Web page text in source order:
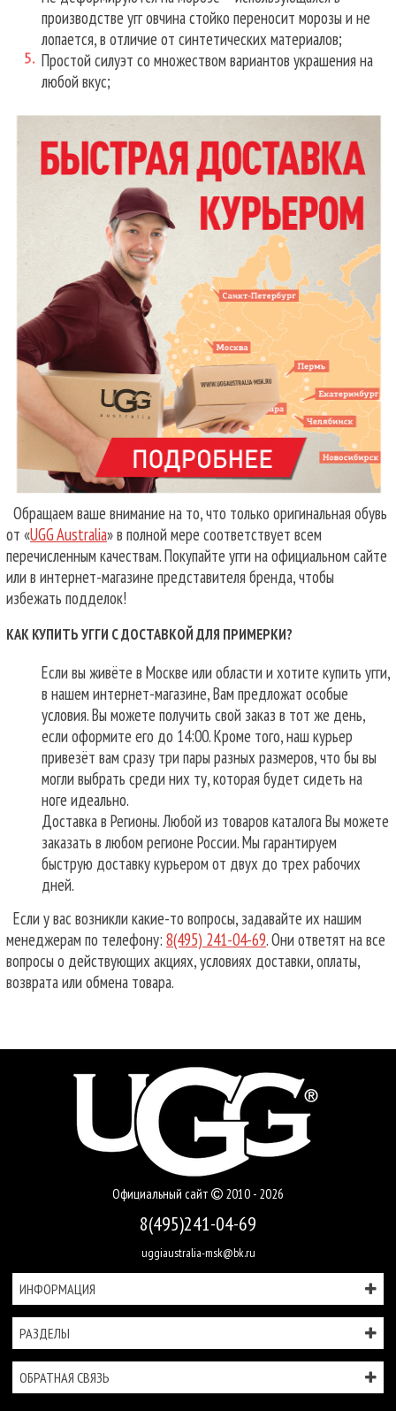
производстве угг овчина стойко переносит морозы и не
лопается, в отличие от синтетических материалов;
Простой силуэт со множеством вариантов украшения на
любой вкус;
Обращаем ваше внимание на то, что только оригинальная обувь
от «UGG Australia» в полной мере соответствует всем
перечисленным качествам. Покупайте угги на официальном сайте
или в интернет-магазине представителя бренда, чтобы
избежать подделок!
КАК КУПИТЬ УГГИ С ДОСТАВКОЙ ДЛЯ ПРИМЕРКИ?
Если вы живёте в Москве или области и хотите купить угги,
в нашем интернет-магазине, Вам предложат особые
условия. Вы можете получить свой заказ в тот же день,
если оформите его до 14:00. Кроме того, наш курьер
привезёт вам сразу три пары разных размеров, что бы вы
могли выбрать среди них ту, которая будет сидеть на
ноге идеально.
Доставка в Регионы. Любой из товаров каталога Вы можете
заказать в любом регионе России. Мы гарантируем
быструю доставку курьером от двух до трех рабочих
дней.
Если у вас возникли какие-то вопросы, задавайте их нашим
менеджерам по телефону: 8(495) 241-04-69. Они ответят на все
вопросы о действующих акциях, условиях доставки, оплаты,
возврата или обмена товара.
Официальный сайт 2010 - 2026
8(495)241-04-69
uggiaustralia-msk@bk.ru
ИНФОРМАЦИЯ
РАЗДЕЛЫ
ОБРАТНАЯ СВЯЗЬ